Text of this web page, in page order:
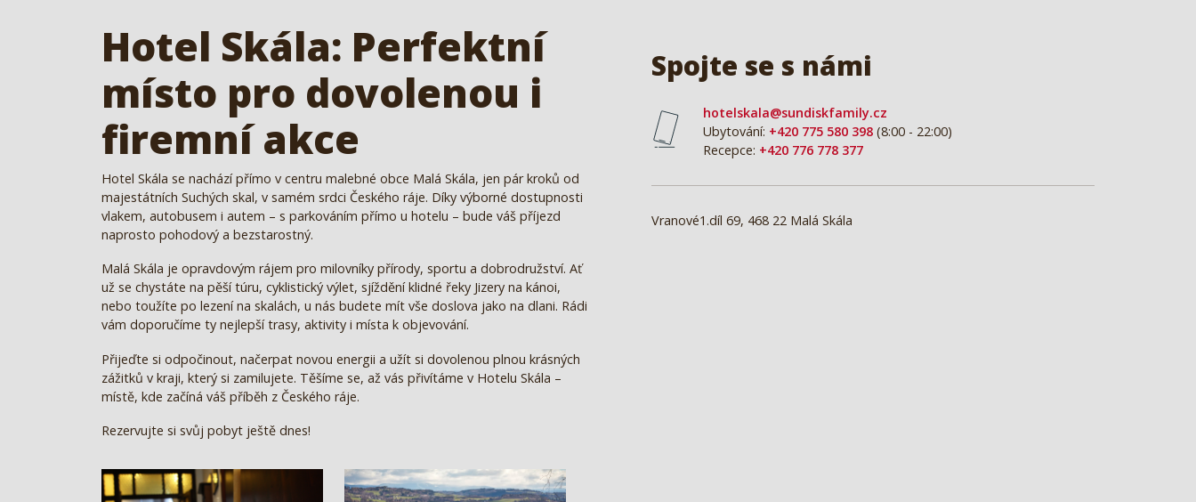
Hotel Skála: Perfektní
místo pro dovolenou i
firemní akce
Hotel Skála se nachází přímo v centru malebné obce Malá Skála, jen pár kroků od
majestátních Suchých skal, v samém srdci Českého ráje. Díky výborné dostupnosti
vlakem, autobusem i autem – s parkováním přímo u hotelu – bude váš příjezd
naprosto pohodový a bezstarostný.
Malá Skála je opravdovým rájem pro milovníky přírody, sportu a dobrodružství. Ať
už se chystáte na pěší túru, cyklistický výlet, sjíždění klidné řeky Jizery na kánoi,
nebo toužíte po lezení na skalách, u nás budete mít vše doslova jako na dlani. Rádi
vám doporučíme ty nejlepší trasy, aktivity i místa k objevování.
Přijeďte si odpočinout, načerpat novou energii a užít si dovolenou plnou krásných
zážitků v kraji, který si zamilujete. Těšíme se, až vás přivítáme v Hotelu Skála –
místě, kde začíná váš příběh z Českého ráje.
Rezervujte si svůj pobyt ještě dnes!
Spojte se s námi
hotelskala@sundiskfamily.cz
Ubytování: +420 775 580 398 (8:00 - 22:00)
Recepce: +420 776 778 377
Vranové1.díl 69, 468 22 Malá Skála